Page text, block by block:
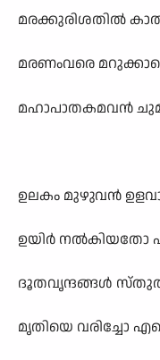
മരക്കുരിശതിൽ
മരണംവരെ
മഹാപാതകമവൻ
ഉലകം മുഴുവൻ
ഉയിർ നൽകിയതോ
ദൂതവൃന്ദങ്ങൾ
മൃതിയെ വരിച്ചോ